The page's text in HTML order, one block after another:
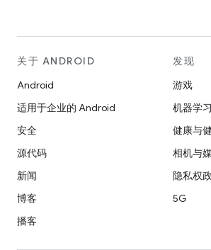
关于 ANDROID
Android
适用于企业的 Android
安全
源代码
新闻
博客
播客
发现
游戏
机器学习
健康与
相机与
隐私权
5G